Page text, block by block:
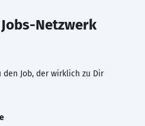
Jobs-Netzwerk
den Job, der wirklich zu Dir